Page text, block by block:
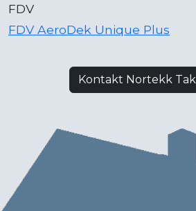
FDV
FDV AeroDek Unique Plus
Kontakt Nortekk